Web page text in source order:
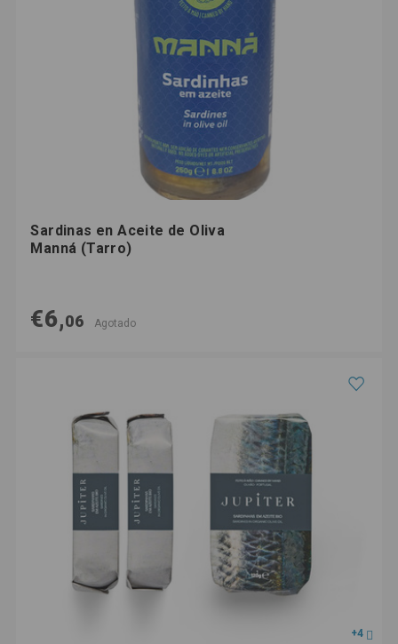
Sardinas en Aceite de Oliva
Manná (Tarro)
€6,06 Agotado
+4